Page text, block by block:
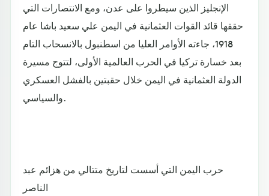
الإنجليز الذين سيطروا على عدن، ومع الانتصارات التي
حققها قائد القوات العثمانية في اليمن علي سعيد باشا عام
1918، جاءته الأوامر العليا من اسطنبول بالانسحاب التام
بعد خسارة تركيا في الحرب العالمية الأولى، لتتوج مسيرة
الدولة العثمانية في اليمن خلال حقبتين بالفشل العسكري
والسياسي.
حرب اليمن التي أسست لتاريخ متتالي من هزائم عبد
الناصر